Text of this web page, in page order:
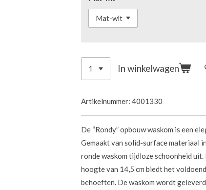
In winkelwagen
Artikelnummer: 4001330
De “Rondy” opbouw waskom is een
Gemaakt van solid-surface materiaal
ronde waskom tijdloze schoonheid uit.
hoogte van 14,5 cm biedt het
behoeften. De waskom wordt